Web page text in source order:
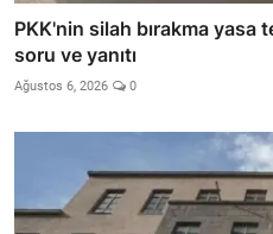
PKK'nin silah bırakma yasa
soru ve yanıtı
Ağustos 6, 2026 0